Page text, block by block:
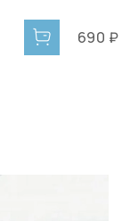
690 ₽